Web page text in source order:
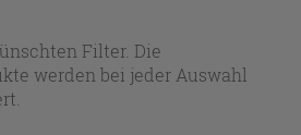
mit warmen Gold- und Beigetönen
Großformate wie
sorgen für ruhige Flächen mit
besonders hochwertig in Bad,
Eingangszone. Ergänzend
Filter. Die
werden bei jeder Auswahl